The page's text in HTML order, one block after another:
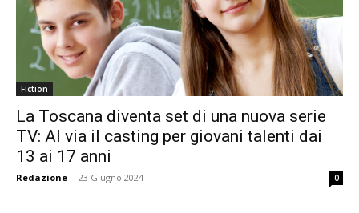
Fiction
La Toscana diventa set di una nuova serie
TV: Al via il casting per giovani talenti dai
13 ai 17 anni
Redazione - 23 Giugno 2024 0